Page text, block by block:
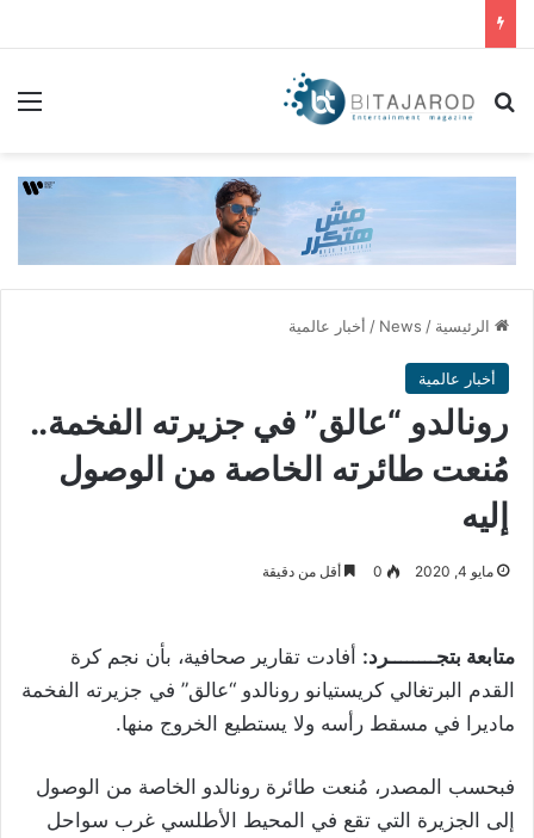
بحث عن
الرئيسية /
News
/ أخبار عالمية
أخبار عالمية
رونالدو “عالق” في جزيرته الفخمة..
مُنعت طائرته الخاصة من الوصول
إليه
مايو 4, 2020 0 أقل من دقيقة
متابعة بتجــــــــرد: أفادت تقارير صحافية، بأن نجم كرة
القدم البرتغالي كريستيانو رونالدو “عالق” في جزيرته الفخمة
ماديرا في مسقط رأسه ولا يستطيع الخروج منها.
فبحسب المصدر، مُنعت طائرة رونالدو الخاصة من الوصول
إلى الجزيرة التي تقع في المحيط الأطلسي غرب سواحل